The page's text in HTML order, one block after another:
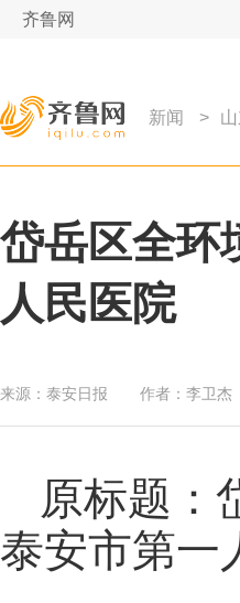
齐鲁网
新闻 >
岱岳区全环
人民医院
来源： 泰安日报 作者： 李卫杰
原标题：
泰安市第一